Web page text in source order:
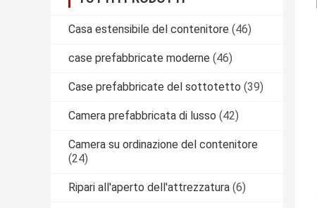
Casa estensibile del contenitore (46)
case prefabbricate moderne (46)
Case prefabbricate del sottotetto (39)
Camera prefabbricata di lusso (42)
Camera su ordinazione del contenitore
(24)
Ripari all'aperto dell'attrezzatura (6)